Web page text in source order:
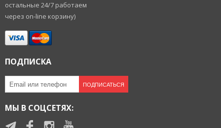
остальные 24/7 работаем
через on-line корзину)
ПОДПИСКА
ПОДПИСАТЬСЯ
МЫ В СОЦСЕТЯХ: